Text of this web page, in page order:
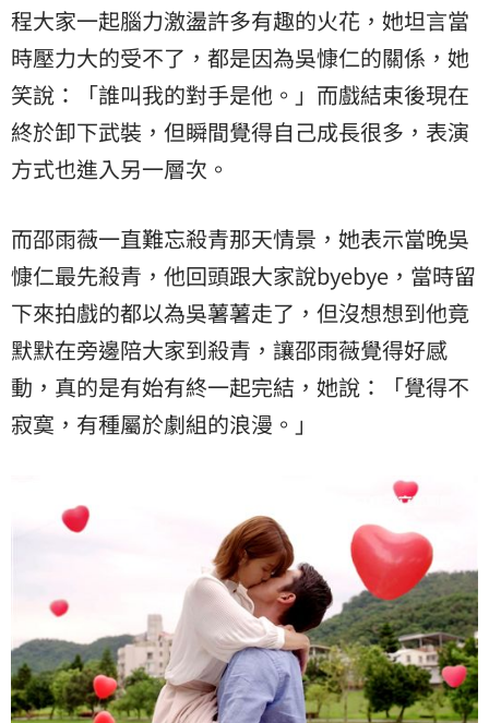
程大家一起腦力激盪許多有趣的火花，她坦言當
時壓力大的受不了，都是因為吳慷仁的關係，她
笑說：「誰叫我的對手是他。」而戲結束後現在
終於卸下武裝，但瞬間覺得自己成長很多，表演
方式也進入另一層次。
而邵雨薇一直難忘殺青那天情景，她表示當晚吳
慷仁最先殺青，他回頭跟大家說byebye，當時留
下來拍戲的都以為吳薯薯走了，但沒想想到他竟
默默在旁邊陪大家到殺青，讓邵雨薇覺得好感
動，真的是有始有終一起完結，她說：「覺得不
寂寞，有種屬於劇組的浪漫。」